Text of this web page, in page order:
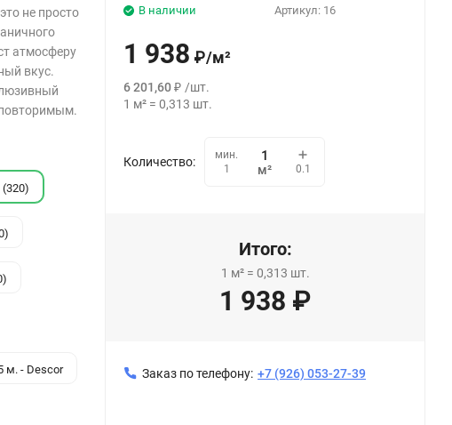
не просто
атмосферу
вкус.
м. - Descor
Артикул: 16
В наличии
1 938 ₽/м²
6 201,60₽ /шт.
1 м² =0,313 шт.
Количество:
мин.
1
м² 0.1
Итого:
1 м²= 0,313 шт.
1 938 ₽
Заказ по телефону: +7 (926) 053-27-39